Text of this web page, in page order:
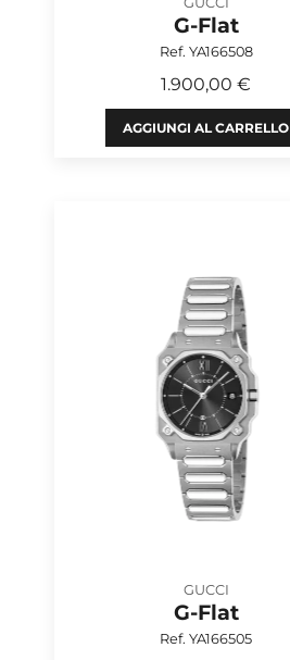
G-Flat
Ref. YA166508
1.900,00 €
AGGIUNGI AL CARRELLO
GUCCI
G-Flat
Ref. YA166505